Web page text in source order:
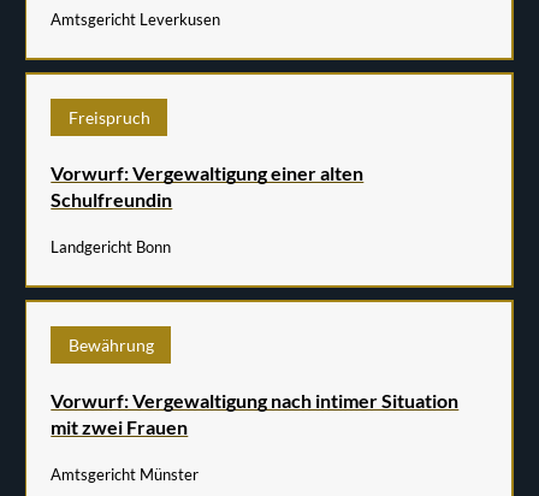
Amtsgericht Leverkusen
Freispruch
Vorwurf: Vergewaltigung einer alten
Schulfreundin
Landgericht Bonn
Bewährung
Vorwurf: Vergewaltigung nach intimer Situation
mit zwei Frauen
Amtsgericht Münster